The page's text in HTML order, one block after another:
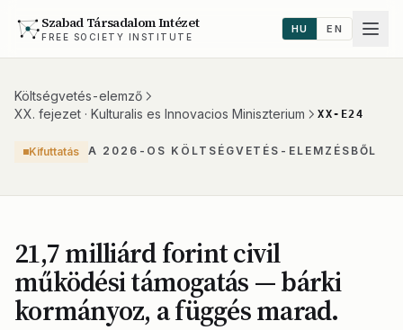
Szabad Társadalom Intézet
FREE SOCIETY INSTITUTE
HU EN
Költségvetés-elemző
XX. fejezet · Kulturalis es Innovacios Miniszterium
XX-E24
Kifuttatás A 2026-OS KÖLTSÉGVETÉS-ELEMZÉSBŐL
21,7 milliárd forint civil
működési támogatás — bárki
kormányoz, a függés marad.